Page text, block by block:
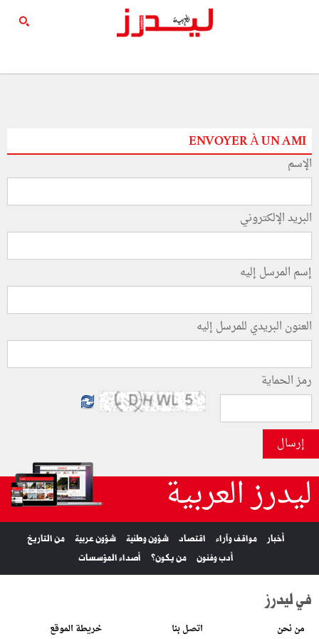
ENVOYER À UN AMI
الإسم
البريد الإلكتروني
إسم المرسل إليه
العنون البريدي للمرسل إليه
رمز الحماية
إرسال
ليدرز العربية
أخبار مواقف وآراء اقتصاد شؤون وطنية شؤون عربية
من التاريخ
أدب وفنون
من يكون؟ أصداء المؤسسات
في ليدرز
من نحن اتصل بنا خريطة الموقع